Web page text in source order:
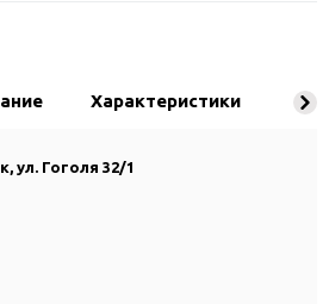
Характеристики
ул. Гоголя 32/1